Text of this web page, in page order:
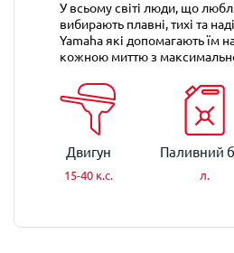
У всьому світі люди, що
вибирають плавні, тихі та
Yamaha які допомагають їм
кожною миттю з
Двигун
15-40 к.с.
Паливний
л.